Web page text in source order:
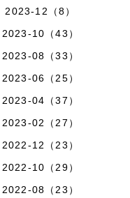
2023-12（8）
2023-10（43）
2023-08（33）
2023-06（25）
2023-04（37）
2023-02（27）
2022-12（23）
2022-10（29）
2022-08（23）